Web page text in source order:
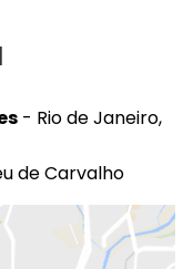
- Rio de Janeiro,
de Carvalho